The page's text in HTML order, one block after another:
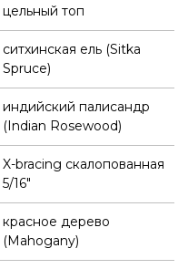
цельный топ
ситхинская ель (Sitka
Spruce)
индийский палисандр
(Indian Rosewood)
X-bracing скалопованная
5/16"
красное дерево
(Mahogany)